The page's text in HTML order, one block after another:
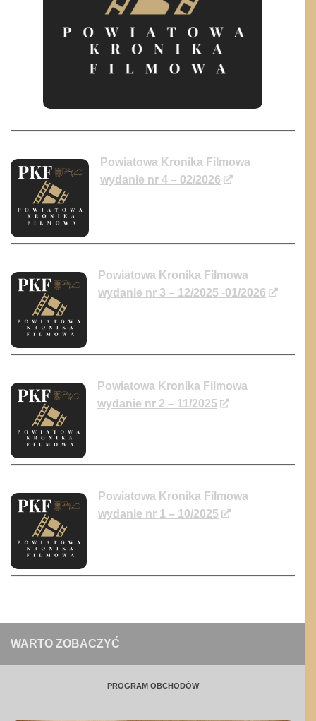
Powiatowa Kronika Filmowa
wydanie nr 4 – 02/2026
Powiatowa Kronika Filmowa
wydanie nr 3 – 12/2025 -01/2026
Powiatowa Kronika Filmowa
wydanie nr 2 – 11/2025
Powiatowa Kronika Filmowa
wydanie nr 1 – 10/2025
WARTO ZOBACZYĆ
PROGRAM OBCHODÓW